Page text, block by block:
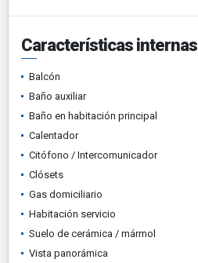
Características internas
Balcón
Baño auxiliar
Baño en habitación principal
Calentador
Citófono / Intercomunicador
Clósets
Gas domiciliario
Habitación servicio
Suelo de cerámica / mármol
Vista panorámica